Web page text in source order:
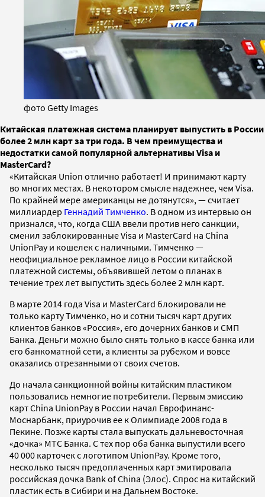
фото Getty Images
Китайская платежная система планирует выпустить в России
более 2 млн карт за три года. В чем преимущества и
недостатки самой популярной альтернативы Visa и
MasterCard?
«Китайская Union отлично работает! И принимают карту
во многих местах. В некотором смысле надежнее, чем Visa.
По крайней мере американцы не дотянутся», — считает
миллиардер Геннадий Тимченко. В одном из интервью он
признался, что, когда США ввели против него санкции,
сменил заблокированные Visa и MasterCard на China
UnionPay и кошелек с наличными. Тимченко —
неофициальное рекламное лицо в России китайской
платежной системы, объявившей летом о планах в
течение трех лет выпустить здесь более 2 млн карт.
В марте 2014 года Visa и MasterCard блокировали не
только карту Тимченко, но и сотни тысяч карт других
клиентов банков «Россия», его дочерних банков и СМП
Банка. Деньги можно было снять только в кассе банка или
его банкоматной сети, а клиенты за рубежом и вовсе
оказались отрезанными от своих счетов.
До начала санкционной войны китайским пластиком
пользовались немногие потребители. Первым эмиссию
карт China UnionPay в России начал Еврофинанс-
Моснарбанк, приурочив ее к Олимпиаде 2008 года в
Пекине. Позже карты стала выпускать дальневосточная
«дочка» МТС Банка. С тех пор оба банка выпустили всего
40 000 карточек с логотипом UnionPay. Кроме того,
несколько тысяч предоплаченных карт эмитировала
российская дочка Bank of China (Элос). Спрос на китайский
пластик есть в Сибири и на Дальнем Востоке.